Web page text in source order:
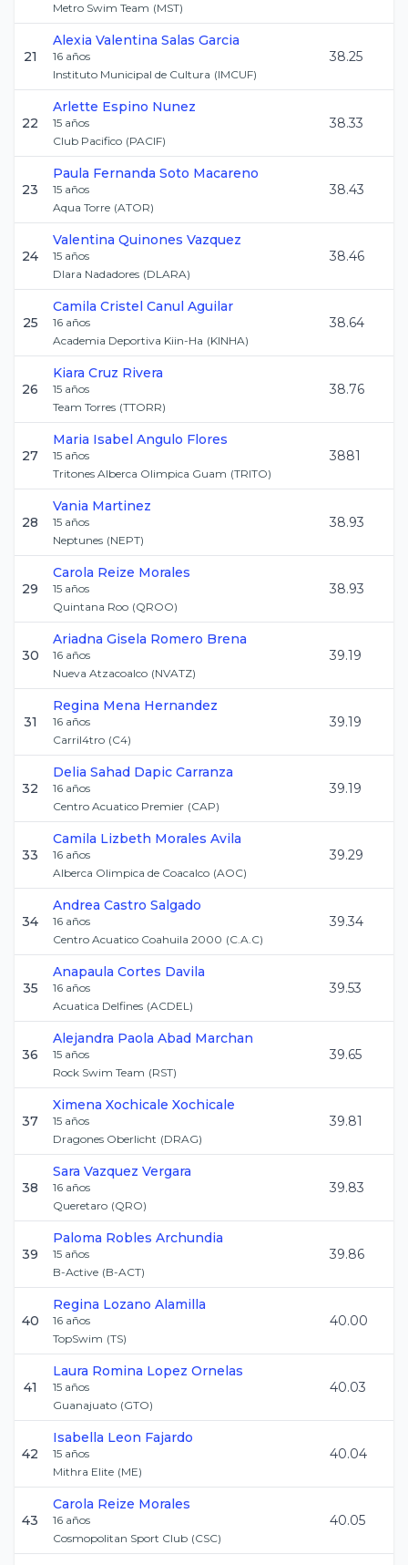
Metro Swim Team (MST)
21
Alexia Valentina Salas Garcia
16 años
Instituto Municipal de Cultura (IMCUF)
38.25
22
Arlette Espino Nunez
15 años
Club Pacifico (PACIF)
38.33
23
Paula Fernanda Soto Macareno
15 años
Aqua Torre (ATOR)
38.43
24
Valentina Quinones Vazquez
15 años
Dlara Nadadores (DLARA)
38.46
25
Camila Cristel Canul Aguilar
16 años
Academia Deportiva Kiin-Ha (KINHA)
38.64
26
Kiara Cruz Rivera
15 años
Team Torres (TTORR)
38.76
27
Maria Isabel Angulo Flores
15 años
Tritones Alberca Olimpica Guam (TRITO)
3881
28
Vania Martinez
15 años
Neptunes (NEPT)
38.93
29
Carola Reize Morales
15 años
Quintana Roo (QROO)
38.93
30
Ariadna Gisela Romero Brena
16 años
Nueva Atzacoalco (NVATZ)
39.19
31
Regina Mena Hernandez
16 años
Carril4tro (C4)
39.19
32
Delia Sahad Dapic Carranza
16 años
Centro Acuatico Premier (CAP)
39.19
33
Camila Lizbeth Morales Avila
16 años
Alberca Olimpica de Coacalco (AOC)
39.29
34
Andrea Castro Salgado
16 años
Centro Acuatico Coahuila 2000 (C.A.C)
39.34
35
Anapaula Cortes Davila
16 años
Acuatica Delfines (ACDEL)
39.53
36
Alejandra Paola Abad Marchan
15 años
Rock Swim Team (RST)
39.65
37
Ximena Xochicale Xochicale
15 años
Dragones Oberlicht (DRAG)
39.81
38
Sara Vazquez Vergara
16 años
Queretaro (QRO)
39.83
39
Paloma Robles Archundia
15 años
B-Active (B-ACT)
39.86
40
Regina Lozano Alamilla
16 años
TopSwim (TS)
40.00
41
Laura Romina Lopez Ornelas
15 años
Guanajuato (GTO)
40.03
42
Isabella Leon Fajardo
15 años
Mithra Elite (ME)
40.04
43
Carola Reize Morales
16 años
Cosmopolitan Sport Club (CSC)
40.05